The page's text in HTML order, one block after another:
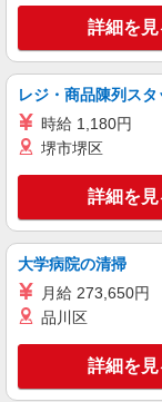
キープ
アルバイト パート
日研トータルソーシ
派遣社員
詳細を見
レジ・商品陳列スタ
時給 1,180円
堺市堺区
詳細を見
大学病院の清掃
月給 273,650円
品川区
詳細を見